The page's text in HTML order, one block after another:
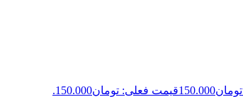
تومان150.000قیمت فعلی: تومان150.000.